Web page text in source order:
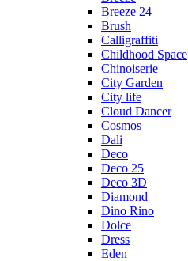
Breeze 24
Brush
Calligraffiti
Childhood Space
Chinoiserie
City Garden
City life
Cloud Dancer
Cosmos
Dali
Deco
Deco 25
Deco 3D
Diamond
Dino Rino
Dolce
Dress
Eden